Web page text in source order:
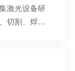
激光设备研
切割、焊接